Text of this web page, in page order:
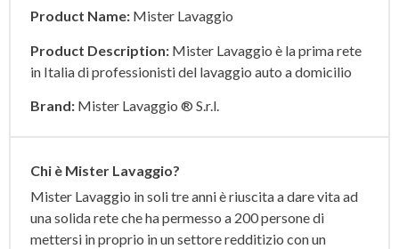
Product Name: Mister Lavaggio
Product Description: Mister Lavaggio è la prima rete
in Italia di professionisti del lavaggio auto a domicilio
Brand: Mister Lavaggio ® S.r.l.
Chi è Mister Lavaggio?
Mister Lavaggio in soli tre anni è riuscita a dare vita ad
una solida rete che ha permesso a 200 persone di
mettersi in proprio in un settore redditizio con un